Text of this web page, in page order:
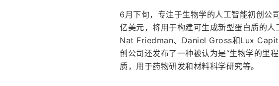
6月下旬，专注于生物学的人工智能初创
亿美元，将用于构建可生成新型蛋白质的
Nat Friedman、Daniel Gross和Lux
创公司还发布了一种被认为是“生物学的里
质，用于药物研发和材料科学研究等。